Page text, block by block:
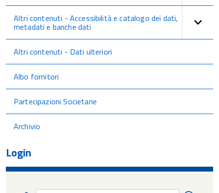
Altri contenuti - Accessibilità e catalogo dei dati,
metadati e banche dati
Altri contenuti - Dati ulteriori
Albo fornitori
Partecipazioni Societarie
Archivio
Login